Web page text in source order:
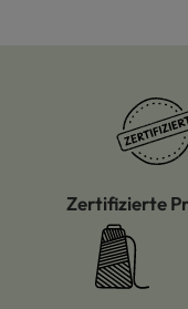
Zertifizierte